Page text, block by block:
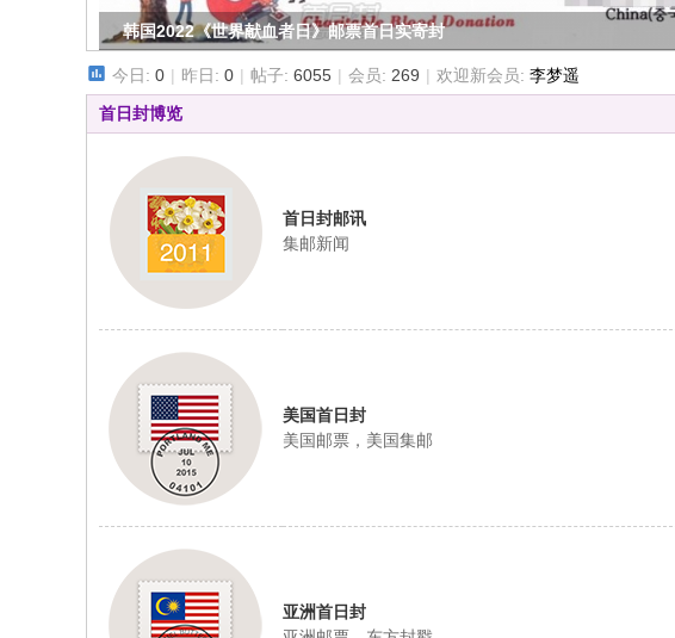
实
寄
封
原
D
《加拿大印钞公司的商业首日封寄递服务》邮
今日: 0 | 昨日: 0 | 帖子: 6055 | 会员: 269 | 欢迎新会员: 李梦遥
首日封博览
首日封邮讯
集邮新闻
美国首日封
美国邮票，美国集邮
亚洲首日封